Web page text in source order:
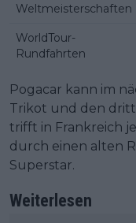
Weltmeisterschaften
WorldTour-
Rundfahrten
Pogacar kann im
Trikot und den
trifft in Frankreich
durch einen alten
Superstar.
Weiterlesen